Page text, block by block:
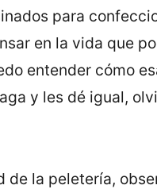
para
en la vida que
entender cómo
y les dé igual,
la peletería,